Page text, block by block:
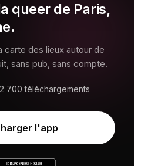
queer de Paris,
carte des lieux autour de
sans pub, sans compte.
2 700 téléchargements
l'app